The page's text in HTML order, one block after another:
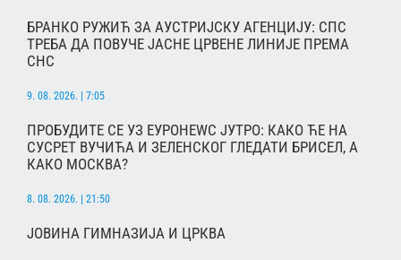
БРАНКО РУЖИЋ ЗА АУСТРИЈСКУ АГЕНЦИЈУ: СПС
ТРЕБА ДА ПОВУЧЕ ЈАСНЕ ЦРВЕНЕ ЛИНИЈЕ ПРЕМА
СНС
9. 08. 2026. | 7:05
ПРОБУДИТЕ СЕ УЗ ЕУРОНЕWС ЈУТРО: КАКО ЋЕ НА
СУСРЕТ ВУЧИЋА И ЗЕЛЕНСКОГ ГЛЕДАТИ БРИСЕЛ, А
КАКО МОСКВА?
8. 08. 2026. | 21:50
ЈОВИНА ГИМНАЗИЈА И ЦРКВА